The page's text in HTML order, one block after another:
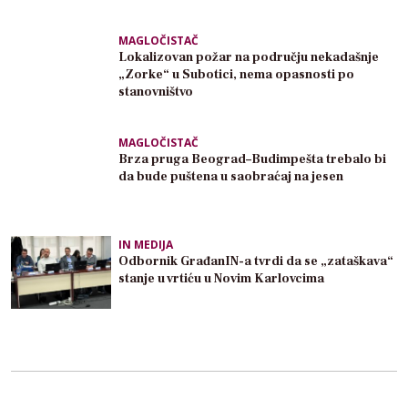
MAGLOČISTAČ
Lokalizovan požar na području nekadašnje
„Zorke“ u Subotici, nema opasnosti po
stanovništvo
MAGLOČISTAČ
Brza pruga Beograd–Budimpešta trebalo bi
da bude puštena u saobraćaj na jesen
IN MEDIJA
Odbornik GrađanIN-a tvrdi da se „zataškava“
stanje u vrtiću u Novim Karlovcima